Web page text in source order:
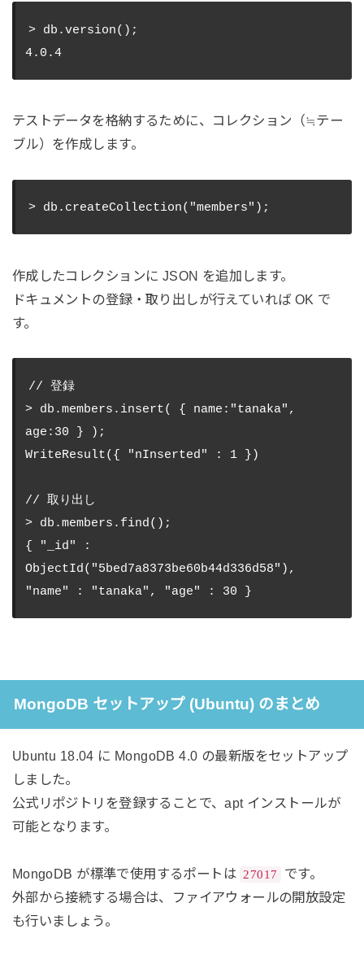
> db.version();
テストデータを格納するために、コレクション（≒テー
ブル）を作成します。
作成したコレクションに JSON を追加します。
ドキュメントの登録・取り出しが行えていれば OK で
す。
// 登録
> db.members.insert( { name:"tanaka",
age:30 } );
WriteResult({ "nInserted" : 1 })
// 取り出し
> db.members.find();
{ "_id" :
ObjectId("5bed7a8373be60b44d336d58"),
MongoDB セットアップ (Ubuntu) のまとめ
Ubuntu 18.04 に MongoDB 4.0 の最新版をセットアップ
しました。
公式リポジトリを登録することで、apt インストールが
可能となります。
MongoDB が標準で使用するポートは 27017
です。
外部から接続する場合は、ファイアウォールの開放設定
も行いましょう。